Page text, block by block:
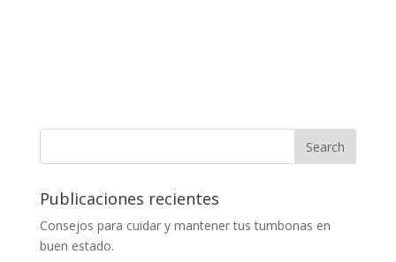
Publicaciones recientes
Consejos para cuidar y mantener tus tumbonas en
buen estado.